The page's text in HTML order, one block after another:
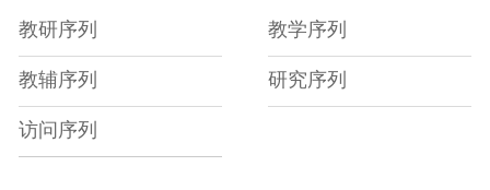
教研序列 教学序列
教辅序列 研究序列
访问序列